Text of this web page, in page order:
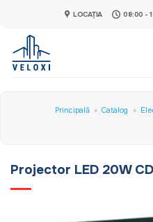
content
LOCAȚIA 08:00 -
Principală » Catalog »
Projector LED 20W